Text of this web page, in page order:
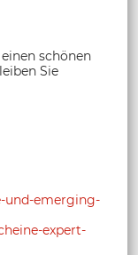
schönen
Sie
und-emerging-
expert-